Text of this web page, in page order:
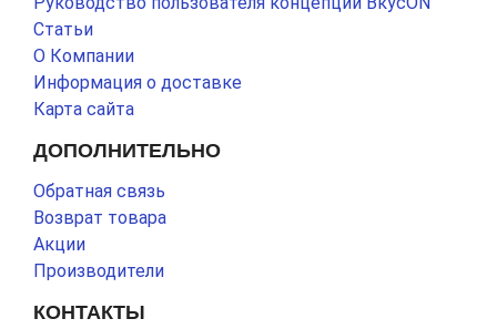
Статьи
О Компании
Информация о доставке
Карта сайта
ДОПОЛНИТЕЛЬНО
Обратная связь
Возврат товара
Акции
Производители
КОНТАКТЫ